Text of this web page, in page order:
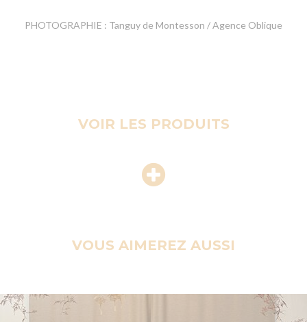
PHOTOGRAPHIE : Tanguy de Montesson / Agence Oblique
VOIR LES PRODUITS
VOUS AIMEREZ AUSSI